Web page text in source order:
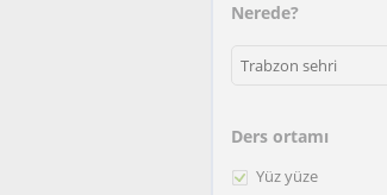
Nerede?
Ders ortamı
Yüz yüze